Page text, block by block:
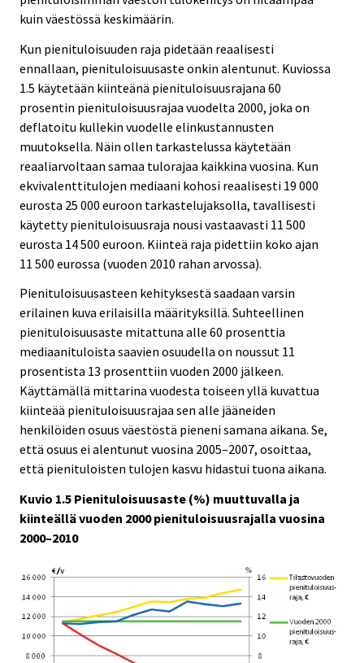
kuin väestössä keskimäärin.
Kun pienituloisuuden raja pidetään reaalisesti
ennallaan, pienituloisuusaste onkin alentunut. Kuviossa
1.5 käytetään kiinteänä pienituloisuusrajana 60
prosentin pienituloisuusrajaa vuodelta 2000, joka on
deflatoitu kullekin vuodelle elinkustannusten
muutoksella. Näin ollen tarkastelussa käytetään
reaaliarvoltaan samaa tulorajaa kaikkina vuosina. Kun
ekvivalenttitulojen mediaani kohosi reaalisesti 19 000
eurosta 25 000 euroon tarkastelujaksolla, tavallisesti
käytetty pienituloisuusraja nousi vastaavasti 11 500
eurosta 14 500 euroon. Kiinteä raja pidettiin koko ajan
11 500 eurossa (vuoden 2010 rahan arvossa).
Pienituloisuusasteen kehityksestä saadaan varsin
erilainen kuva erilaisilla määrityksillä. Suhteellinen
pienituloisuusaste mitattuna alle 60 prosenttia
mediaanituloista saavien osuudella on noussut 11
prosentista 13 prosenttiin vuoden 2000 jälkeen.
Käyttämällä mittarina vuodesta toiseen yllä kuvattua
kiinteää pienituloisuusrajaa sen alle jääneiden
henkilöiden osuus väestöstä pieneni samana aikana. Se,
että osuus ei alentunut vuosina 2005–2007, osoittaa,
että pienituloisten tulojen kasvu hidastui tuona aikana.
Kuvio 1.5 Pienituloisuusaste (%) muuttuvalla ja
kiinteällä vuoden 2000 pienituloisuusrajalla vuosina
2000–2010